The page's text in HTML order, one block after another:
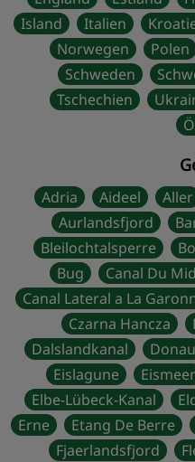
Island
Italien
Norwegen
Polen
Schweden
Tschechien
Adria Aideel Aller
Aurlandsfjord
Bleilochtalsperre
Bug
Canal Du
Canal Lateral a La
Czarna Hancza
Dalslandkanal
Donau
Eislagune
Eismeer
Elbe-Lübeck-Kanal
Erne
Etang De Berre
Fjaerlandsfjord